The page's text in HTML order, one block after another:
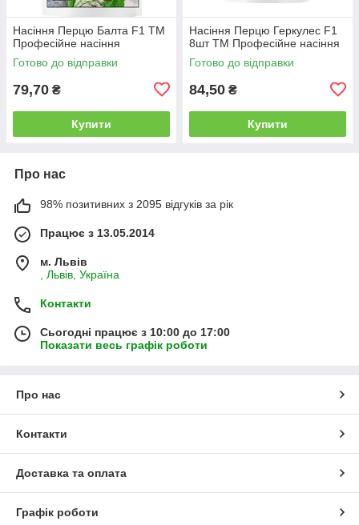
Насіння Перцю Балта F1 ТМ
Професійне насіння
Готово до відправки
79,70 ₴
Купити
Насіння Перцю Геркулес F1
8шт ТМ Професійне насіння
Готово до відправки
84,50 ₴
Купити
Про нас
98% позитивних з 2095 відгуків за рік
Працює з 13.05.2014
м. Львів
, Львів, Україна
Контакти
Сьогодні працює з 10:00 до 17:00
Показати весь графік роботи
Про нас
Контакти
Доставка та оплата
Графік роботи